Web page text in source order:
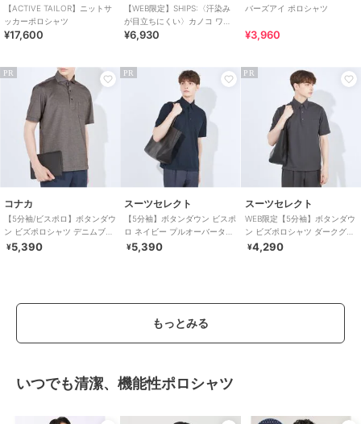
【ACTIVE TAILOR】ニットサ
ッカーポロシャツ
¥17,600
【WEB限定】SHIPS:〈汗染み
が目立ちにくい〉カノコ ワン
ポイント ポロシャツ
¥6,930
バーズアイ ポロシャツ
¥3,960
PR
コナカ
【5分袖/ビスポロ】ボタンダウ
ン ビズポロシャツ デニムブラ
ウン ノーアイロン プルオーバ
¥5,390
PR
スーツセレクト
【5分袖】ボタンダウン ビスポ
ロ ネイビー プルオーバータイ
プ ポロシャツ
¥5,390
PR
スーツセレクト
WEB限定【5分袖】ボタンダウ
ン ビズポロシャツ ダークグレ
ー ノーアイロン ストレッチ 形
¥4,290
もっとみる
いつでも清潔、機能性ポロシャツ